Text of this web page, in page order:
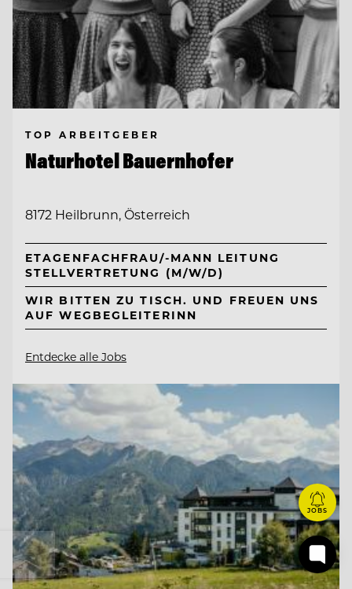
TOP ARBEITGEBER
Naturhotel Bauernhofer
8172 Heilbrunn, Österreich
ETAGENFACHFRAU/-MANN LEITUNG
STELLVERTRETUNG (M/W/D)
WIR BITTEN ZU TISCH. UND FREUEN UNS
AUF WEGBEGLEITERINN
Entdecke alle Jobs
JOBS